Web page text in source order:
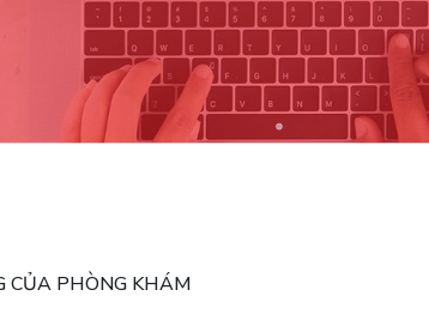
CỦA PHÒNG KHÁM